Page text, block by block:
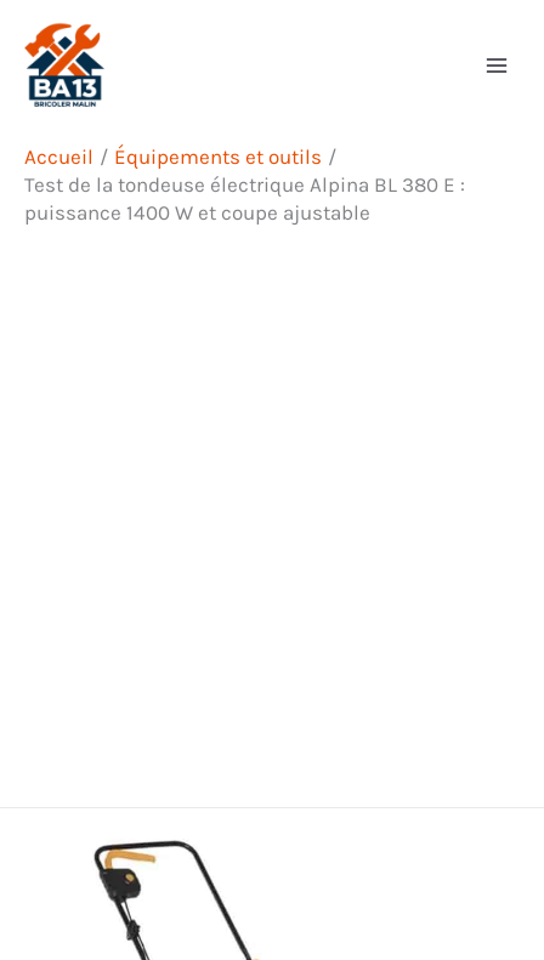
contenu
Accueil
Équipements et outils
Test de la tondeuse électrique Alpina BL 380 E :
puissance 1400 W et coupe ajustable
Rechercher